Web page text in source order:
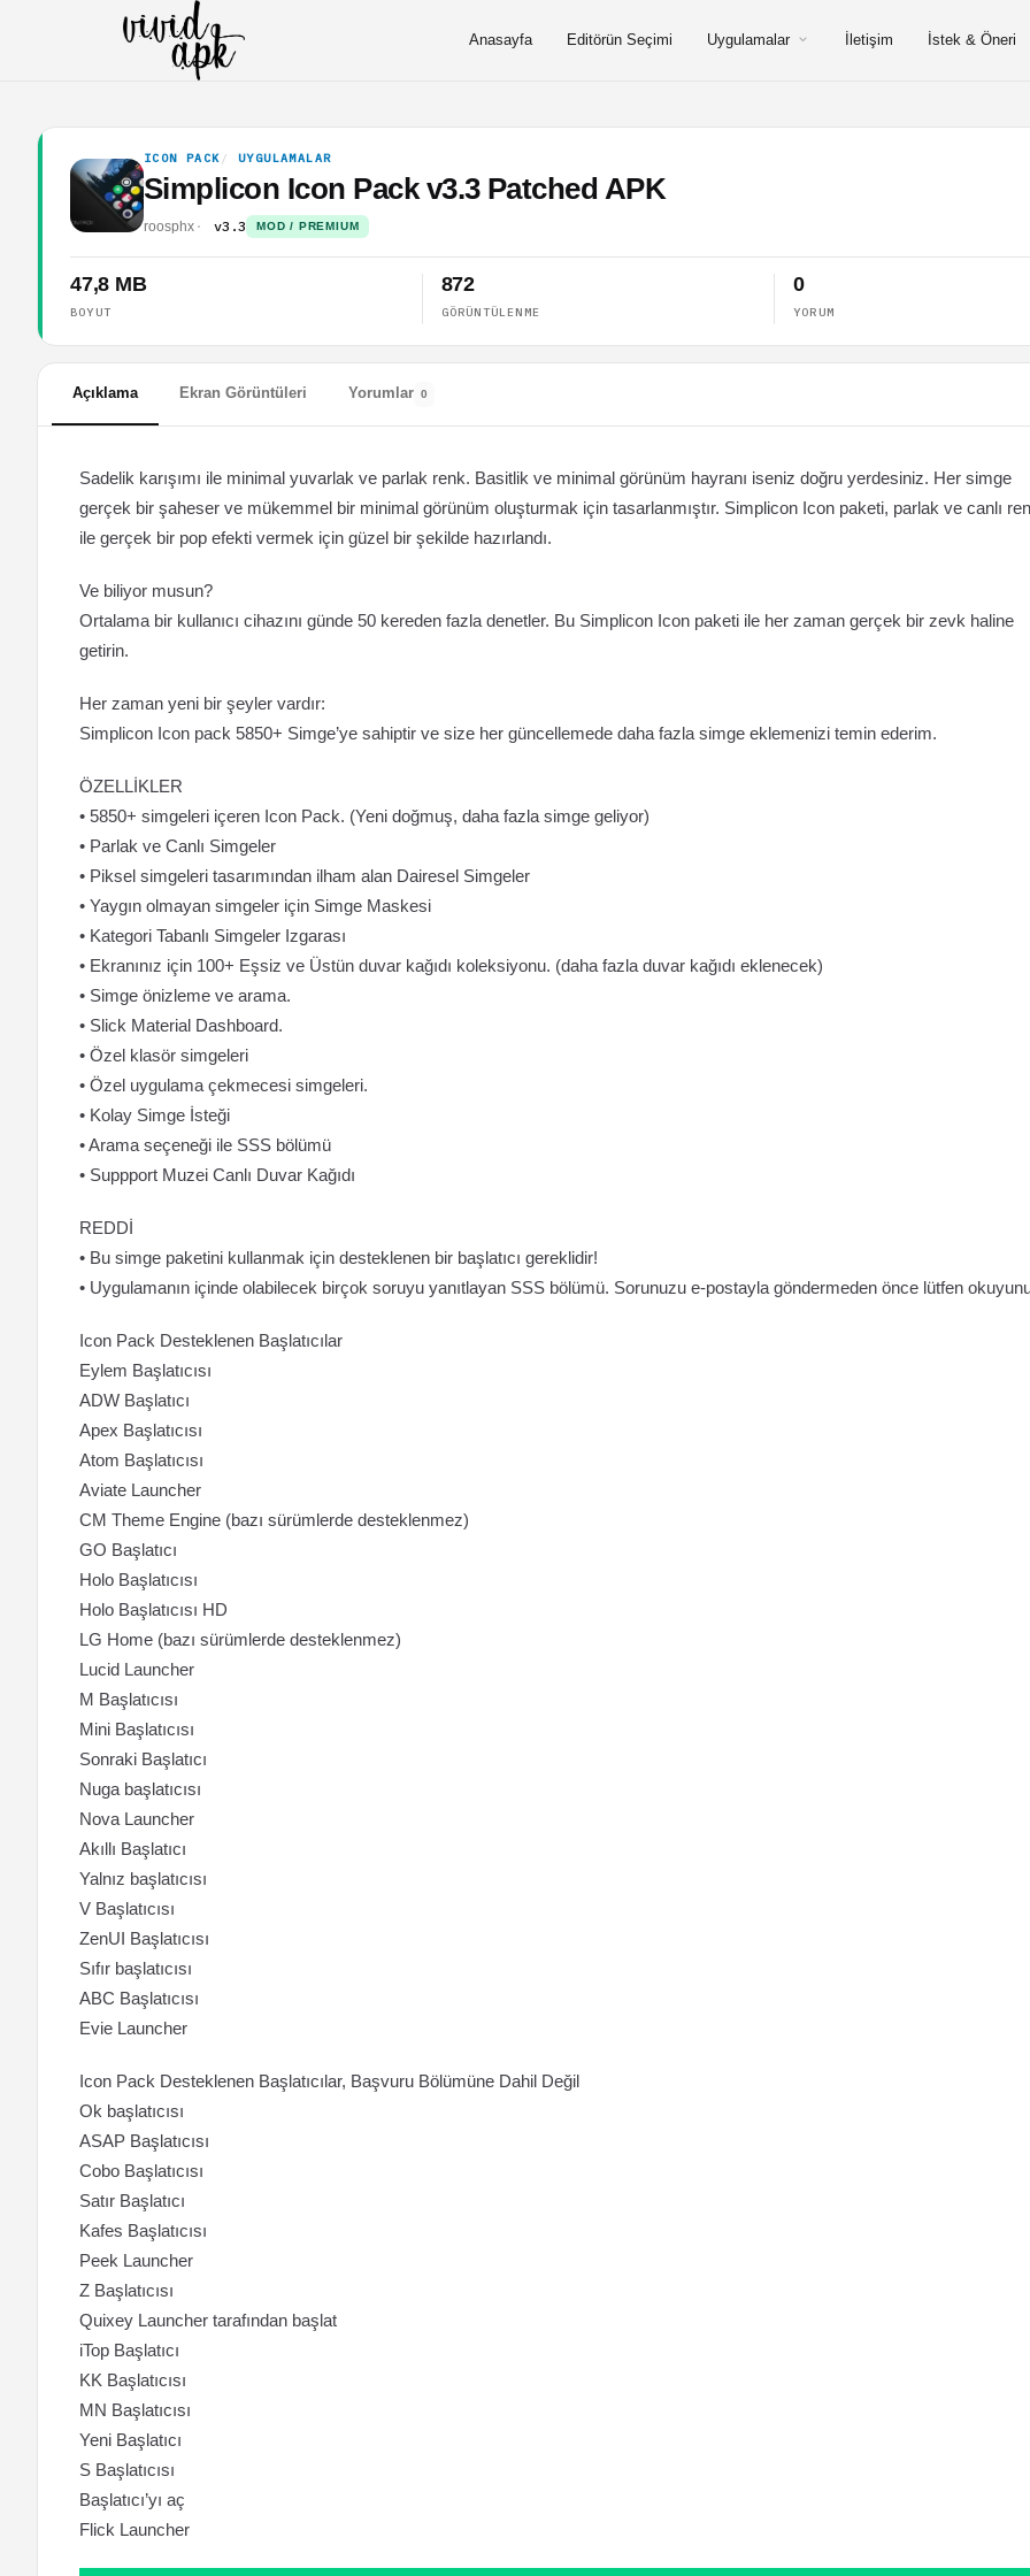
Anasayfa Editörün Seçimi Uygulamalar İletişim İstek & Öneri
ICON PACK UYGULAMALAR
Simplicon Icon Pack v3.3 Patched APK
roosphx v3.3 MOD / PREMIUM
47,8 MB
BOYUT
872
GÖRÜNTÜLENME
0
YORUM
Açıklama Ekran Görüntüleri Yorumlar 0
Sadelik karışımı ile minimal yuvarlak ve parlak renk. Basitlik ve minimal görünüm hayranı iseniz doğru yerdesiniz. Her simge
gerçek bir şaheser ve mükemmel bir minimal görünüm oluşturmak için tasarlanmıştır. Simplicon Icon paketi, parlak ve canlı
ile gerçek bir pop efekti vermek için güzel bir şekilde hazırlandı.
Ve biliyor musun?
Ortalama bir kullanıcı cihazını günde 50 kereden fazla denetler. Bu Simplicon Icon paketi ile her zaman gerçek bir zevk haline
getirin.
Her zaman yeni bir şeyler vardır:
Simplicon Icon pack 5850+ Simge’ye sahiptir ve size her güncellemede daha fazla simge eklemenizi temin ederim.
ÖZELLİKLER
• 5850+ simgeleri içeren Icon Pack. (Yeni doğmuş, daha fazla simge geliyor)
• Parlak ve Canlı Simgeler
• Piksel simgeleri tasarımından ilham alan Dairesel Simgeler
• Yaygın olmayan simgeler için Simge Maskesi
• Kategori Tabanlı Simgeler Izgarası
• Ekranınız için 100+ Eşsiz ve Üstün duvar kağıdı koleksiyonu. (daha fazla duvar kağıdı eklenecek)
• Simge önizleme ve arama.
• Slick Material Dashboard.
• Özel klasör simgeleri
• Özel uygulama çekmecesi simgeleri.
• Kolay Simge İsteği
• Arama seçeneği ile SSS bölümü
• Suppport Muzei Canlı Duvar Kağıdı
REDDİ
• Bu simge paketini kullanmak için desteklenen bir başlatıcı gereklidir!
• Uygulamanın içinde olabilecek birçok soruyu yanıtlayan SSS bölümü. Sorunuzu e-postayla göndermeden önce lütfen
Icon Pack Desteklenen Başlatıcılar
Eylem Başlatıcısı
ADW Başlatıcı
Apex Başlatıcısı
Atom Başlatıcısı
Aviate Launcher
CM Theme Engine (bazı sürümlerde desteklenmez)
GO Başlatıcı
Holo Başlatıcısı
Holo Başlatıcısı HD
LG Home (bazı sürümlerde desteklenmez)
Lucid Launcher
M Başlatıcısı
Mini Başlatıcısı
Sonraki Başlatıcı
Nuga başlatıcısı
Nova Launcher
Akıllı Başlatıcı
Yalnız başlatıcısı
V Başlatıcısı
ZenUI Başlatıcısı
Sıfır başlatıcısı
ABC Başlatıcısı
Evie Launcher
Icon Pack Desteklenen Başlatıcılar, Başvuru Bölümüne Dahil Değil
Ok başlatıcısı
ASAP Başlatıcısı
Cobo Başlatıcısı
Satır Başlatıcı
Kafes Başlatıcısı
Peek Launcher
Z Başlatıcısı
Quixey Launcher tarafından başlat
iTop Başlatıcı
KK Başlatıcısı
MN Başlatıcısı
Yeni Başlatıcı
S Başlatıcısı
Başlatıcı’yı aç
Flick Launcher